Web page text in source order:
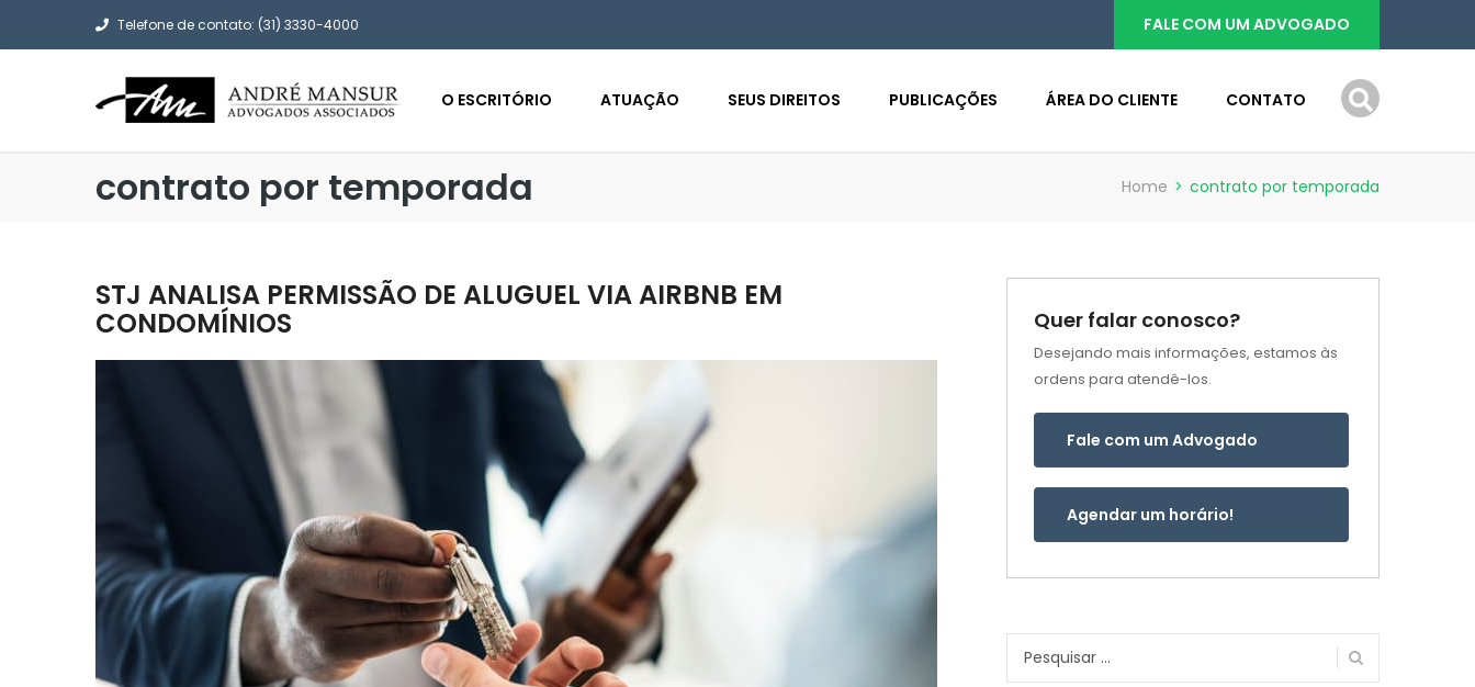
Telefone de contato: (31) 3330-4000 FALE COM UM ADVOGADO
O ESCRITÓRIO ATUAÇÃO SEUS DIREITOS PUBLICAÇÕES ÁREA DO CLIENTE CONTATO
contrato por temporada Home > contrato por temporada
STJ ANALISA PERMISSÃO DE ALUGUEL VIA AIRBNB EM
CONDOMÍNIOS Quer falar conosco?
Desejando mais informações, estamos às
ordens para atendê-los.
Fale com um Advogado
Agendar um horário!
Pesquisar